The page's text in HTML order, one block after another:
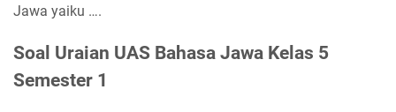
Jawa yaiku ….
Soal Uraian UAS Bahasa Jawa Kelas 5
Semester 1